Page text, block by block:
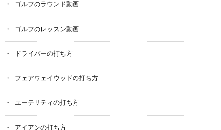
ゴルフのラウンド動画
ゴルフのレッスン動画
ドライバーの打ち方
フェアウェイウッドの打ち方
ユーテリティの打ち方
アイアンの打ち方